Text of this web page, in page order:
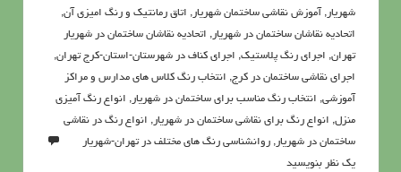
شهریار, آموزش نقاشی ساختمان شهریار, اتاق رمانتیک و رنگ امیزی آن,
اتحادیه نقاشان ساختمان در شهریار, اتحادیه نقاشان ساختمان در شهریار
تهران, اجرای رنگ پلاستیک, اجرای کناف در شهرستان-استان-کرج تهران,
اجرای نقاشی ساختمان در کرج, انتخاب رنگ کلاس های مدارس و مراکز
آموزشی, انتخاب رنگ مناسب برای ساختمان در شهریار, انواع رنگ آمیزی
منزل, انواع رنگ برای نقاشی ساختمان در شهریار, انواع رنگ در نقاشی
ساختمان در شهریار, روانشناسي رنگ هاي مختلف در تهران-شهریار
یک نظر بنویسید